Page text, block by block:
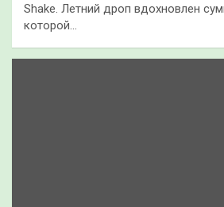
Shake. Летний дроп вдохновлен
которой…